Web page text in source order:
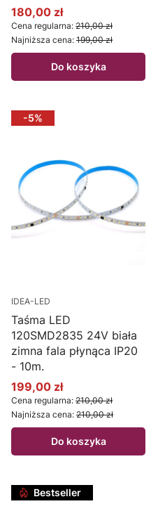
Cena promocyjna
180,00 zł
Cena regularna: 210,00 zł
Najniższa cena: 199,00 zł
Do koszyka
-5%
IDEA-LED
Taśma LED
120SMD2835 24V biała
zimna fala płynąca IP20
- 10m.
Cena promocyjna
199,00 zł
Cena regularna: 210,00 zł
Najniższa cena: 210,00 zł
Do koszyka
Bestseller